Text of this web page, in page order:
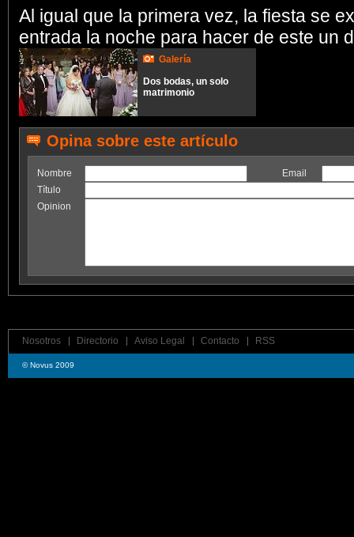
Al igual que la primera vez, la fiesta se
entrada la noche para hacer de este un
Galería
Dos bodas, un solo
matrimonio
Opina sobre este artículo
Nombre
Email
Título
Opinion
Nosotros Directorio Aviso Legal Contacto RSS
© Novus 2009